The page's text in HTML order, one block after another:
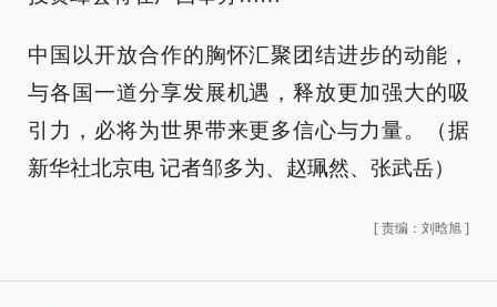
中国以开放合作的胸怀汇聚团结进步的动能，
与各国一道分享发展机遇，释放更加强大的吸
引力，必将为世界带来更多信心与力量。（据
新华社北京电 记者邹多为、赵珮然、张武岳）
[ 责编：刘晗旭 ]